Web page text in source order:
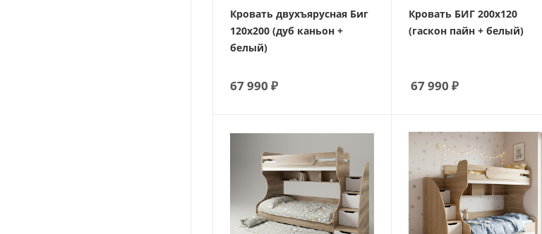
Кровать двухъярусная Биг
120х200 (дуб каньон +
белый)
67 990 ₽
Кровать БИГ 200х120
(гаскон пайн + белый)
67 990 ₽